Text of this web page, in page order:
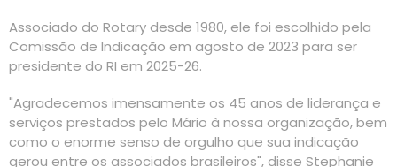
Associado do Rotary desde 1980, ele foi escolhido pela
Comissão de Indicação em agosto de 2023 para ser
presidente do RI em 2025-26.
"Agradecemos imensamente os 45 anos de liderança e
serviços prestados pelo Mário à nossa organização, bem
como o enorme senso de orgulho que sua indicação
gerou entre os associados brasileiros", disse Stephanie